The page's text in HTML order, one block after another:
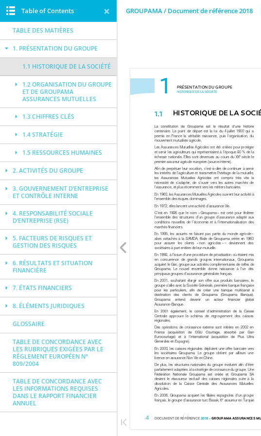
GROUPAMA / Document de référence 2018
Table of Contents
TABLE DES MATIÈRES
1. PRÉSENTATION DU GROUPE
1.1 HISTORIQUE DE LA SOCIÉTÉ
1.2 ORGANISATION DU GROUPE
ET DE GROUPAMA
ASSURANCES MUTUELLES
1.3 CHIFFRES CLÉS
1.4 STRATÉGIE
1.5 RESSOURCES HUMAINES
2. ACTIVITÉS DU GROUPE
3. GOUVERNEMENT D’ENTREPRISE
ET CONTRÔLE INTERNE
4. RESPONSABILITÉ SOCIALE
D’ENTREPRISE (RSE)
5. FACTEURS DE RISQUES ET
GESTION DES RISQUES
6. RÉSULTATS ET SITUATION
FINANCIÈRE
7. ÉTATS FINANCIERS
8. ÉLÉMENTS JURIDIQUES
GLOSSAIRE
TABLE DE CONCORDANCE AVEC
LES RUBRIQUES EXIGÉES PAR LE
RÈGLEMENT EUROPÉEN N°
809/2004
TABLE DE CONCORDANCE AVEC
LES INFORMATIONS REQUISES
DANS LE RAPPORT FINANCIER
ANNUEL